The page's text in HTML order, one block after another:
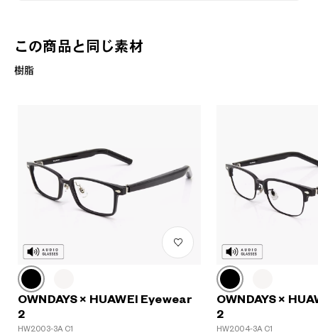
この商品と同じ素材
樹脂
OWNDAYS × HUAWEI Eyewear
2
HW2003-3A C1
OWNDAYS ×
2
HW2004-3A C1